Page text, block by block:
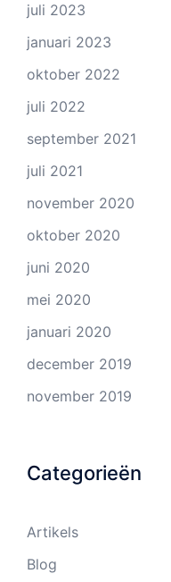
juli 2023
januari 2023
oktober 2022
juli 2022
september 2021
juli 2021
november 2020
oktober 2020
juni 2020
mei 2020
januari 2020
december 2019
november 2019
Categorieën
Artikels
Blog